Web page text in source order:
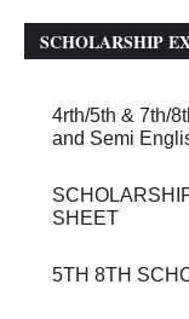
SCHOLARSHIP
4rth/5th & 7th/
and Semi
SHEET
5TH 8TH